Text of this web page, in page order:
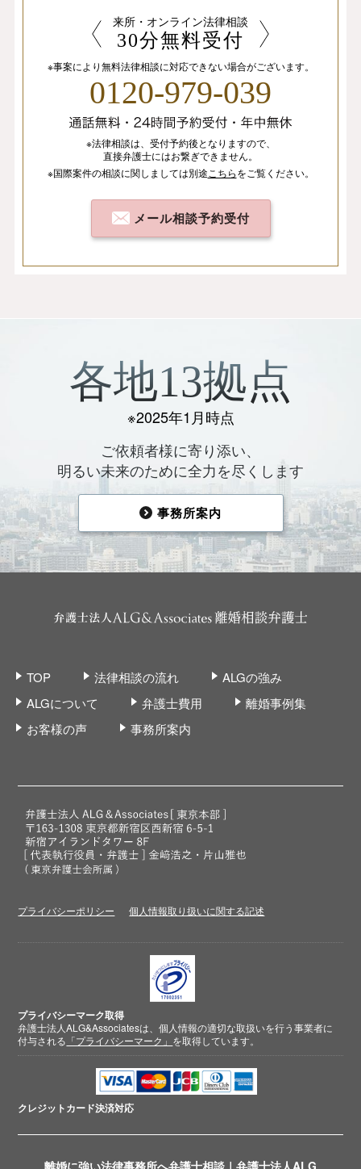
離婚に強い法律事務所へ弁護士相談｜弁護士法人ALG
来所・オンライン法律相談
30分無料受付
※事案により無料法律相談に対応できない場合がございます。
0120-979-039
※法律相談は、 受付予約後となりますので、
直接弁護士にはお繋ぎできません。
※国際案件の相談に関しましては別途 こちらをご覧ください。
メール相談予約受付
各地13拠点
※2025年1月時点
ご依頼者様に寄り添い、
明るい未来のために全力を尽くします
事務所案内
TOP 法律相談の流れ
ALGの強み
ALGについて
弁護士費用
離婚事例集
お客様の声
事務所案内
プライバシーポリシー 個人情報取り扱いに関する記述
プライバシーマーク取得
弁護士法人ALG&Associatesは、個人情報の適切な取扱いを行う事業者に
付与される 「プライバシーマーク」 を取得しています。
クレジットカード決済対応